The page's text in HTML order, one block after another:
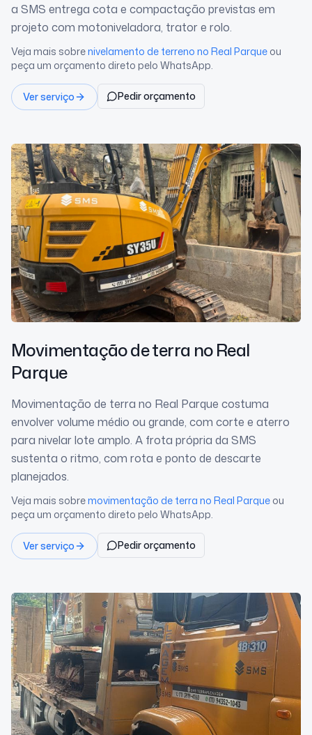
a SMS entrega cota e compactação previstas em
projeto com motoniveladora, trator e rolo.
Veja mais sobrenivelamento de terreno no Real Parque ou
peça um orçamento direto pelo WhatsApp.
Ver serviço Pedir orçamento
Movimentação de terra no Real
Parque
Movimentação de terra no Real Parque costuma
envolver volume médio ou grande, com corte e aterro
para nivelar lote amplo. A frota própria da SMS
sustenta o ritmo, com rota e ponto de descarte
planejados.
Veja mais sobremovimentação de terra no Real Parque ou
peça um orçamento direto pelo WhatsApp.
Ver serviço Pedir orçamento